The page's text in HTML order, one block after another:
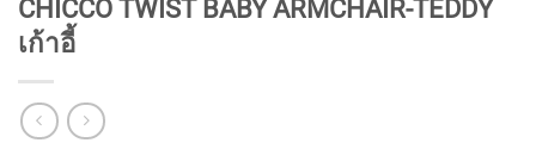
CHICCO TWIST BABY ARMCHAIR-TEDDY
เก้าอี้